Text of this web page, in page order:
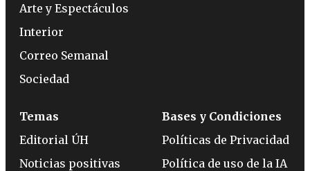
Arte y Espectáculos
Interior
Correo Semanal
Sociedad
Temas
Editorial ÚH
Noticias positivas
Bases y Condiciones
Políticas de Privacidad
Política de uso de la IA